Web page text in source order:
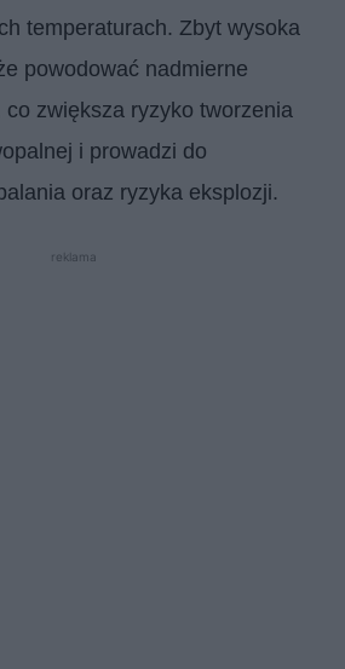
temperaturach. Zbyt wysoka
powodować nadmierne
zwiększa ryzyko tworzenia
i prowadzi do
oraz ryzyka eksplozji.
reklama